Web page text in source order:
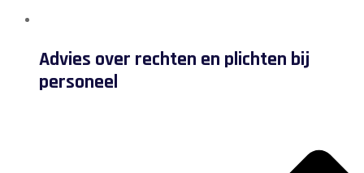
Advies over rechten en plichten bij
personeel